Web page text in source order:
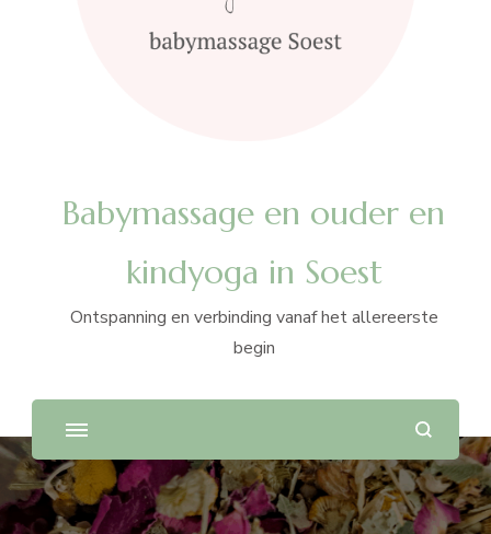
Babymassage en ouder en
kindyoga in Soest
Ontspanning en verbinding vanaf het allereerste
begin